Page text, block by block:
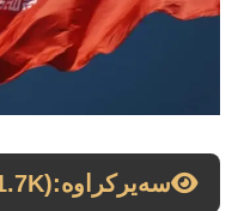
سەیرکراوە:(1.7K)